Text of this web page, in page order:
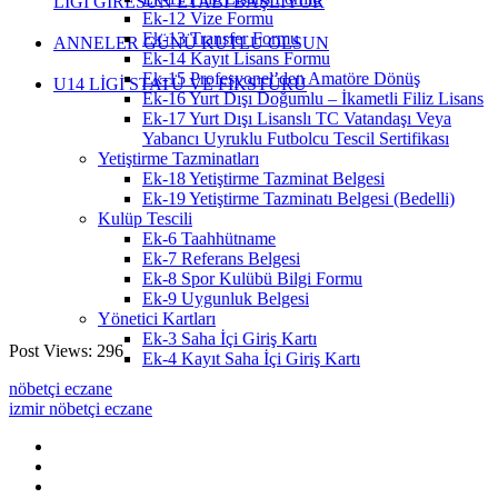
ANNELER GÜNÜ KUTLU OLSUN
U14 LİGİ STATÜ VE FİKSTÜRÜ
Ek-12 Vize Formu
Ek-13 Transfer Formu
Ek-14 Kayıt Lisans Formu
Ek-15 Profesyonel’den Amatöre Dönüş
Ek-16 Yurt Dışı Doğumlu – İkametli Filiz Lisans
Ek-17 Yurt Dışı Lisanslı TC Vatandaşı Veya
Yabancı Uyruklu Futbolcu Tescil Sertifikası
Yetiştirme Tazminatları
Ek-18 Yetiştirme Tazminat Belgesi
Ek-19 Yetiştirme Tazminatı Belgesi (Bedelli)
Kulüp Tescili
Ek-6 Taahhütname
Ek-7 Referans Belgesi
Ek-8 Spor Kulübü Bilgi Formu
Ek-9 Uygunluk Belgesi
Yönetici Kartları
Ek-3 Saha İçi Giriş Kartı
Ek-4 Kayıt Saha İçi Giriş Kartı
Post Views: 296
nöbetçi eczane
izmir nöbetçi eczane